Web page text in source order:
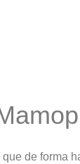
de forma